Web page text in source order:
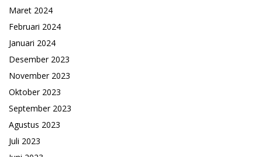
Maret 2024
Februari 2024
Januari 2024
Desember 2023
November 2023
Oktober 2023
September 2023
Agustus 2023
Juli 2023